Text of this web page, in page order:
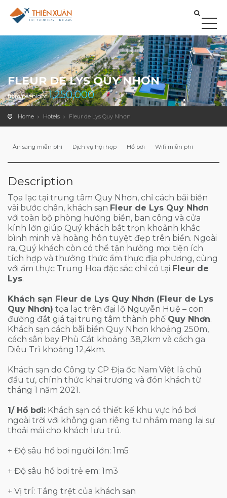
FLEUR DE LYS QUY NHƠN
from/per night1,250,000
Home Hotels Fleur de Lys Quy Nhơn
Ăn sáng miễn phí Dịch vụ hội họp Hồ bơi Wifi miễn phí
Description
Tọa lạc tại trung tâm Quy Nhơn, chỉ cách bãi biển
vài bước chân, khách sạn Fleur de Lys Quy Nhơn
với toàn bộ phòng hướng biển, ban công và cửa
kính lớn giúp Quý khách bắt trọn khoảnh khắc
bình minh và hoàng hôn tuyệt đẹp trên biển. Ngoài
ra, Quý khách còn có thể tận hưởng mọi tiện ích
tích hợp và thưởng thức ẩm thực địa phương, cùng
với ẩm thực Trung Hoa đặc sắc chỉ có tại Fleur de
Lys.
Khách sạn Fleur de Lys Quy Nhơn (Fleur de Lys
Quy Nhơn) tọa lạc trên đại lộ Nguyễn Huệ – con
đường đắt giá tại trung tâm thành phố Quy Nhơn.
Khách sạn cách bãi biển Quy Nhơn khoảng 250m,
cách sân bay Phù Cát khoảng 38,2km và cách ga
Diêu Trì khoảng 12,4km.
Khách sạn do Công ty CP Địa ốc Nam Việt là chủ
đầu tư, chính thức khai trương và đón khách từ
tháng 1 năm 2021.
1/ Hồ bơi: Khách sạn có thiết kế khu vực hồ bơi
ngoài trời với không gian riêng tư nhầm mang lại sự
thoải mái cho khách lưu trú.
+ Độ sâu hồ bơi người lớn: 1m5
+ Độ sâu hồ bơi trẻ em: 1m3
+ Vị trí: Tầng trệt của khách sạn